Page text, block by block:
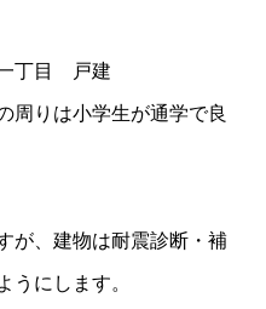
丁目 戸建
周りは小学生が通学で良
が、建物は耐震診断・補
にします。